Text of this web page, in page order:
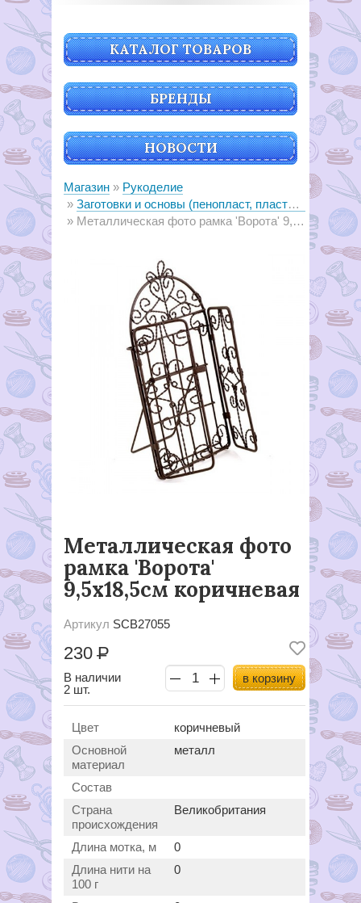
КАТАЛОГ ТОВАРОВ
БРЕНДЫ
НОВОСТИ
Магазин
Рукоделие
Заготовки и основы (пенопласт, пластик, металл, дерево)
Металлическая фото рамка 'Ворота' 9,5х18,5см коричневая
Металлическая фото
рамка 'Ворота'
9,5х18,5см коричневая
Артикул SCB27055
230Р
В наличии
2 шт.
в корзину
Цвет
коричневый
Основной
материал
металл
Состав
Страна
происхождения
Великобритания
Длина мотка, м
0
Длина нити на
100 г
0